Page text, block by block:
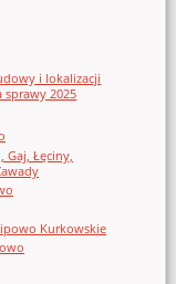
i lokalizacji
sprawy 2025
Łęciny,
Kurkowskie